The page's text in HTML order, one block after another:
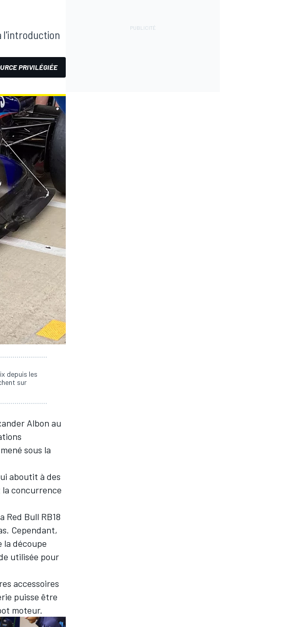
l'introduction
PRIVILÉGIÉE
depuis les
sur
Albon au
sous la
aboutit à des
la concurrence
Red Bull RB18
Cependant,
la découpe
utilisée pour
accessoires
puisse être
moteur.